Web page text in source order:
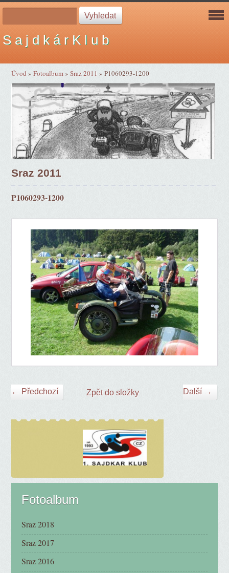
S a j d k á r K l u b
Úvod »Fotoalbum»Sraz 2011 »P1060293-1200
Sraz 2011
P1060293-1200
← Předchozí Další →
Zpět do složky
Fotoalbum
Sraz 2018
Sraz 2017
Sraz 2016